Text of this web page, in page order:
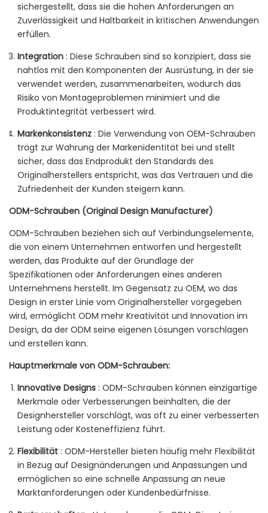
sichergestellt, dass sie die hohen Anforderungen an
Zuverlässigkeit und Haltbarkeit in kritischen Anwendungen
erfüllen.
Integration : Diese Schrauben sind so konzipiert, dass sie
nahtlos mit den Komponenten der Ausrüstung, in der sie
verwendet werden, zusammenarbeiten, wodurch das
Risiko von Montageproblemen minimiert und die
Produktintegrität verbessert wird.
Markenkonsistenz : Die Verwendung von OEM-Schrauben
trägt zur Wahrung der Markenidentität bei und stellt
sicher, dass das Endprodukt den Standards des
Originalherstellers entspricht, was das Vertrauen und die
Zufriedenheit der Kunden steigern kann.
ODM-Schrauben (Original Design Manufacturer)
ODM-Schrauben beziehen sich auf Verbindungselemente,
die von einem Unternehmen entworfen und hergestellt
werden, das Produkte auf der Grundlage der
Spezifikationen oder Anforderungen eines anderen
Unternehmens herstellt. Im Gegensatz zu OEM, wo das
Design in erster Linie vom Originalhersteller vorgegeben
wird, ermöglicht ODM mehr Kreativität und Innovation im
Design, da der ODM seine eigenen Lösungen vorschlagen
und erstellen kann.
Hauptmerkmale von ODM-Schrauben:
Innovative Designs : ODM-Schrauben können einzigartige
Merkmale oder Verbesserungen beinhalten, die der
Designhersteller vorschlägt, was oft zu einer verbesserten
Leistung oder Kosteneffizienz führt.
Flexibilität : ODM-Hersteller bieten häufig mehr Flexibilität
in Bezug auf Designänderungen und Anpassungen und
ermöglichen so eine schnelle Anpassung an neue
Marktanforderungen oder Kundenbedürfnisse.